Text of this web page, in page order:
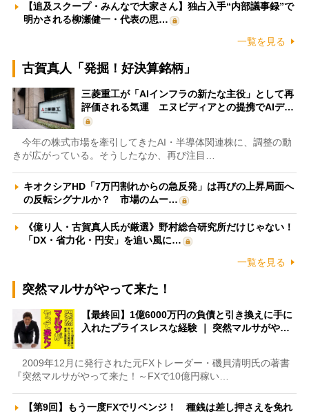
【追及スクープ・みんなで大家さん】独占入手“内部議事録”で
明かされる柳瀬健一・代表の思…
一覧を見る
古賀真人「発掘！好決算銘柄」
三菱重工が「AIインフラの新たな主役」として再
評価される気運 エヌビディアとの提携でAIデ…
今年の株式市場を牽引してきたAI・半導体関連株に、調整の動
きが広がっている。そうしたなか、再び注目…
キオクシアHD「7万円割れからの急反発」は再びの上昇局面へ
の反転シグナルか？ 市場のムー…
《億り人・古賀真人氏が厳選》野村総合研究所だけじゃない！
「DX・省力化・円安」を追い風に…
一覧を見る
突然マルサがやって来た！
【最終回】1億6000万円の負債と引き換えに手に
入れたプライスレスな経験 ｜ 突然マルサがや…
2009年12月に発行された元FXトレーダー・磯貝清明氏の著書
『突然マルサがやって来た！～FXで10億円稼い…
【第9回】もう一度FXでリベンジ！ 種銭は差し押さえを免れ